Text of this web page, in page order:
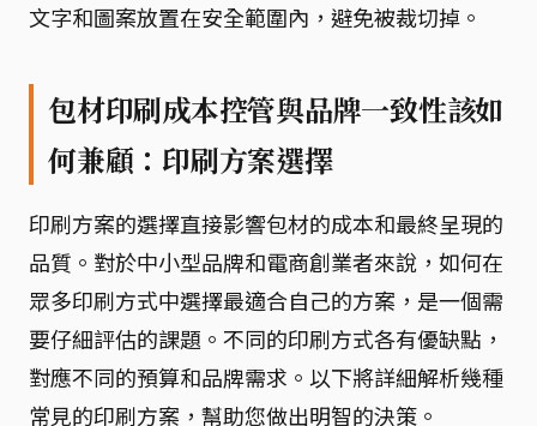
文字和圖案放置在安全範圍內，避免被裁切掉。
包材印刷成本控管與品牌一致性該如
何兼顧：印刷方案選擇
印刷方案的選擇直接影響包材的成本和最終呈現的
品質。對於中小型品牌和電商創業者來說，如何在
眾多印刷方式中選擇最適合自己的方案，是一個需
要仔細評估的課題。不同的印刷方式各有優缺點，
對應不同的預算和品牌需求。以下將詳細解析幾種
常見的印刷方案，幫助您做出明智的決策。